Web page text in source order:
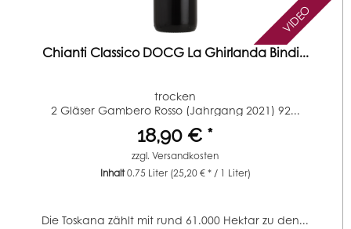
VIDEO
Chianti Classico DOCG La Ghirlanda Bindi...
trocken
2 Gläser Gambero Rosso (Jahrgang 2021) 92...
18,90 € *
zzgl.Versandkosten
Inhalt0.75 Liter (25,20 € * / 1 Liter)
Die Toskana zählt mit rund 61.000 Hektar zu den...